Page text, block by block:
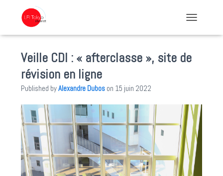
Veille CDI : « afterclasse », site de
révision en ligne
Published byAlexandre Dubos on 15 juin 2022